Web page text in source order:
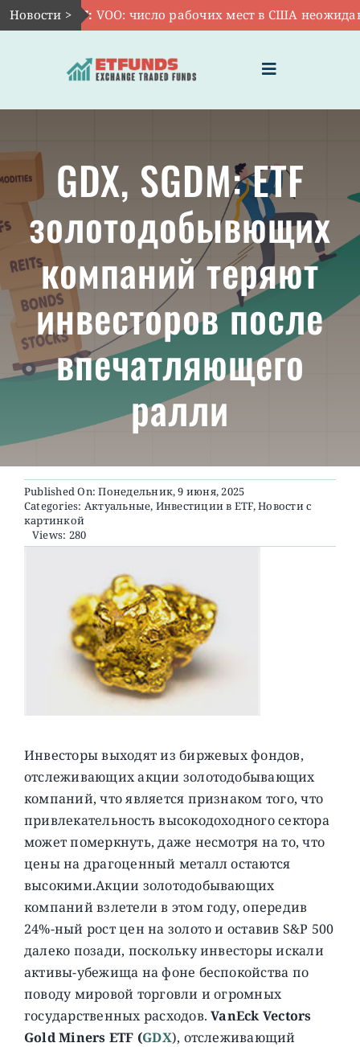
Skip
to
Новости >
Авг 7:VOO: число рабочих мест в США неожиданно
Toggle
Navigation
ЧТО ТАКОЕ ETF
ИНВЕСТИЦИИ В ETF
ТЕМАТИЧЕСКИЕ ETF
АКТУАЛЬНЫЕ
GDX, SGDM: ETF
золотодобывющих
компаний теряют
инвесторов после
впечатляющего
ралли
Published On: Понедельник, 9 июня, 2025
Categories: Актуальные, Инвестиции в ETF,Новости с
картинкой
Views: 280
Инвесторы выходят из биржевых фондов,
отслеживающих акции золотодобывающих
компаний, что является признаком того, что
привлекательность высокодоходного сектора
может померкнуть, даже несмотря на то, что
цены на драгоценный металл остаются
высокими.Акции золотодобывающих
компаний взлетели в этом году, опередив
24%-ный рост цен на золото и оставив S&P 500
далеко позади, поскольку инвесторы искали
активы-убежища на фоне беспокойства по
поводу мировой торговли и огромных
государственных расходов.VanEck Vectors
Gold Miners ETF (GDX), отслеживающий